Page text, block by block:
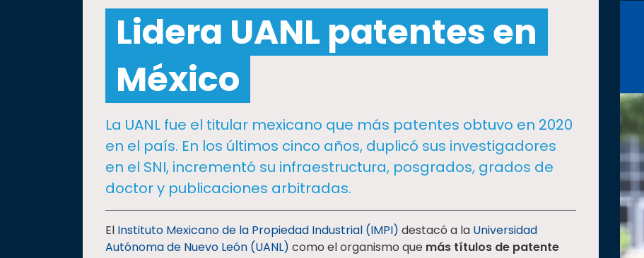
Internacionalización
Lidera UANL patentes en
México
La UANL fue el titular mexicano que más patentes obtuvo en 2020
en el país. En los últimos cinco años, duplicó sus investigadores
en el SNI, incrementó su infraestructura, posgrados, grados de
doctor y publicaciones arbitradas.
El Instituto Mexicano de la Propiedad Industrial (IMPI) destacó a la Universidad
Autónoma de Nuevo León (UANL) como el organismo que más títulos de patente